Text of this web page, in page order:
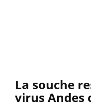
La souche
virus Andes